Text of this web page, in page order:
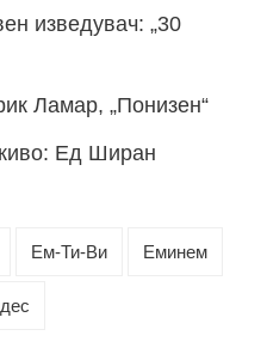
изведувач: „30
Ламар, „Понизен“
Ед Ширан
Ем-Ти-Ви Еминем